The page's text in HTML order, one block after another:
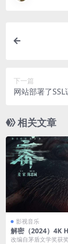
下一篇
网站部署了
相关文章
影视音乐
解密（2024）4K
界
改编自茅盾文学奖获